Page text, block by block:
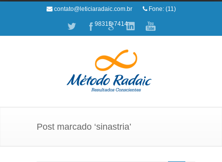
contato@leticiaradaic.com.br Fone: (11)
98315-7414
Post marcado ‘sinastria’